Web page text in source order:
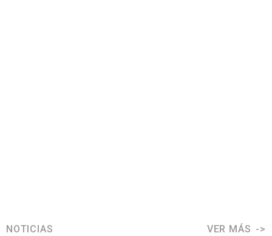
NOTICIAS VER MÁS